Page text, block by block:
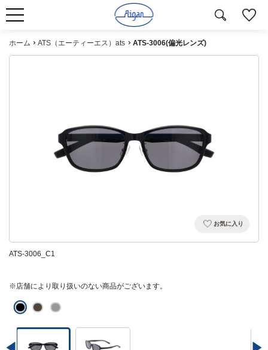
ホーム ATS（エーティーエス）ats ATS-3006(偏光レンズ)
お気に入り
ATS-3006_C1
※店舗により取り扱いのない商品がございます。